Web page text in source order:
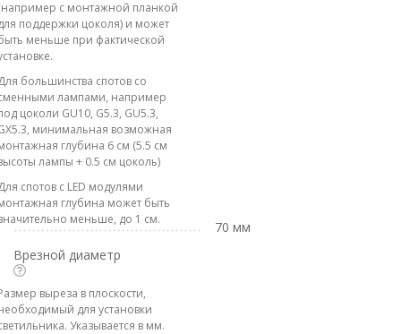
с монтажной планкой
поддержки цоколя) и может
меньше при фактической
большинства спотов со
лампами, например
цоколи GU10, G5.3, GU5.3,
минимальная возможная
глубина 6 см (5.5 см
лампы + 0.5 см цоколь)
спотов с LED модулями
глубина может быть
меньше, до 1 см.
70 мм
Врезной диаметр
выреза в плоскости,
для установки
Указывается в мм.